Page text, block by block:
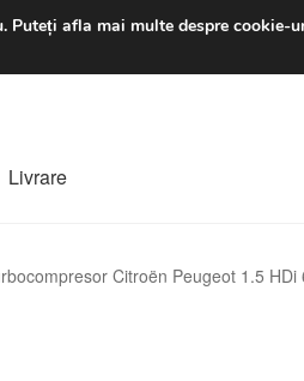
luni-vineri 9
Livrare
Citroën Peugeot 1.5
Puteți afla mai multe despre cookie-